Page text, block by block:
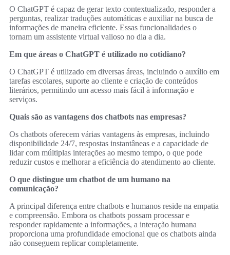
O ChatGPT é capaz de gerar texto contextualizado, responder a
perguntas, realizar traduções automáticas e auxiliar na busca de
informações de maneira eficiente. Essas funcionalidades o
tornam um assistente virtual valioso no dia a dia.
Em que áreas o ChatGPT é utilizado no cotidiano?
O ChatGPT é utilizado em diversas áreas, incluindo o auxílio em
tarefas escolares, suporte ao cliente e criação de conteúdos
literários, permitindo um acesso mais fácil à informação e
serviços.
Quais são as vantagens dos chatbots nas empresas?
Os chatbots oferecem várias vantagens às empresas, incluindo
disponibilidade 24/7, respostas instantâneas e a capacidade de
lidar com múltiplas interações ao mesmo tempo, o que pode
reduzir custos e melhorar a eficiência do atendimento ao cliente.
O que distingue um chatbot de um humano na
comunicação?
A principal diferença entre chatbots e humanos reside na empatia
e compreensão. Embora os chatbots possam processar e
responder rapidamente a informações, a interação humana
proporciona uma profundidade emocional que os chatbots ainda
não conseguem replicar completamente.